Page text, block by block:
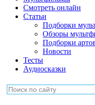
Смотреть онлайн
Статьи
Подборки
Обзоры
Подборки
Новости
Тесты
Аудиосказки